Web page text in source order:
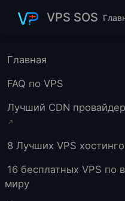
VPS SOS
Главная
FAQ по VPS
Лучший CDN
8 Лучших VPS
16 бесплатных VPS по
миру